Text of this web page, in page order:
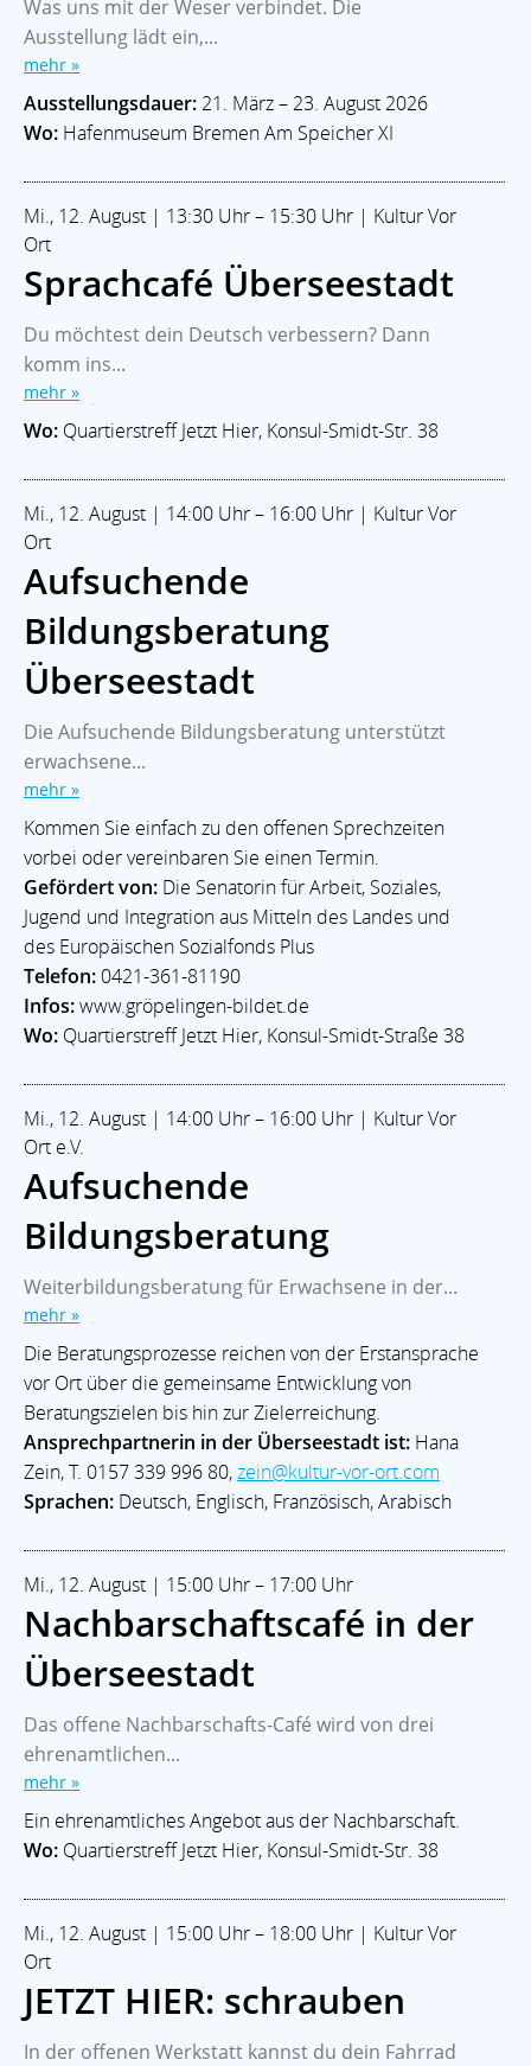
Was uns mit der Weser verbindet. Die
Ausstellung lädt ein,...
mehr »
Ausstellungsdauer:21. März – 23. August 2026
Wo: Hafenmuseum Bremen Am Speicher XI
Mi., 12. August | 13:30 Uhr – 15:30 Uhr | Kultur Vor
Ort
Sprachcafé Überseestadt
Du möchtest dein Deutsch verbessern? Dann
komm ins...
mehr »
Wo: Quartierstreff Jetzt Hier, Konsul-Smidt-Str. 38
Mi., 12. August | 14:00 Uhr – 16:00 Uhr | Kultur Vor
Ort
Aufsuchende
Bildungsberatung
Überseestadt
Die Aufsuchende Bildungsberatung unterstützt
erwachsene...
mehr »
Kommen Sie einfach zu den offenen Sprechzeiten
vorbei oder vereinbaren Sie einen Termin.
Gefördert von: Die Senatorin für Arbeit, Soziales,
Jugend und Integration aus Mitteln des Landes und
des Europäischen Sozialfonds Plus
Telefon: 0421-361-81190
Infos:www.gröpelingen-bildet.de
Wo: Quartierstreff Jetzt Hier, Konsul-Smidt-Straße 38
Mi., 12. August | 14:00 Uhr – 16:00 Uhr | Kultur Vor
Ort e.V.
Aufsuchende
Bildungsberatung
Weiterbildungsberatung für Erwachsene in der...
mehr »
Die Beratungsprozesse reichen von der Erstansprache
vor Ort über die gemeinsame Entwicklung von
Beratungszielen bis hin zur Zielerreichung.
Ansprechpartnerin in der Überseestadt ist: Hana
Zein, T. 0157 339 996 80,zein@kultur-vor-ort.com
Sprachen: Deutsch, Englisch, Französisch, Arabisch
Mi., 12. August | 15:00 Uhr – 17:00 Uhr
Nachbarschaftscafé in der
Überseestadt
Das offene Nachbarschafts-Café wird von drei
ehrenamtlichen...
mehr »
Ein ehrenamtliches Angebot aus der Nachbarschaft.
Wo: Quartierstreff Jetzt Hier, Konsul-Smidt-Str. 38
Mi., 12. August | 15:00 Uhr – 18:00 Uhr | Kultur Vor
Ort
JETZT HIER: schrauben
In der offenen Werkstatt kannst du dein Fahrrad